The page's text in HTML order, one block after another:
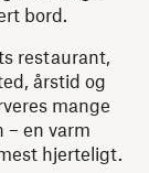
bord.
restaurant,
årstid og
mange
– en varm
hjerteligt.